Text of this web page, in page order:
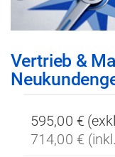
Anfang
der
springen
Vertrieb &
595,00 €
714,00 €